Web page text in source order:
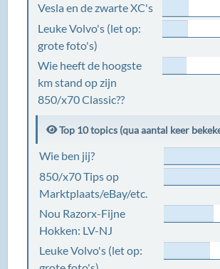
Vesla en de zwarte XC's
Leuke Volvo's (let op:
grote foto's)
Wie heeft de hoogste
km stand op zijn
850/x70 Classic??
Top 10 topics (qua aantal keer
Wie ben jij?
850/x70 Tips op
Marktplaats/eBay/etc.
Nou Razorx-Fijne
Hokken: LV-NJ
Leuke Volvo's (let op: